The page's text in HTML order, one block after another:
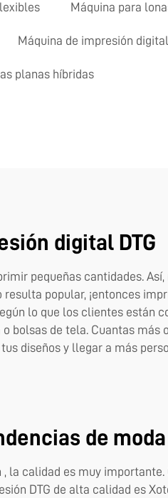
Máquina para
Máquina de impresión
planas híbridas
digital DTG
pequeñas cantidades.
popular, ¡entonces
lo que los clientes están
bolsas de tela. Cuantas
diseños y llegar a más
de
, la calidad es muy
DTG de alta calidad es